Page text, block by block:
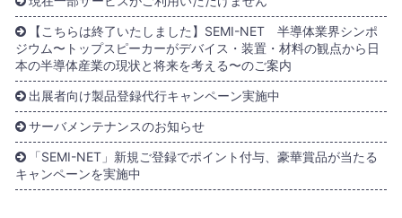
【こちらは終了いたしました】SEMI-NET 半導体業界シンポ
ジウム〜トップスピーカーがデバイス・装置・材料の観点から日
本の半導体産業の現状と将来を考える〜のご案内
出展者向け製品登録代行キャンペーン実施中
サーバメンテナンスのお知らせ
「SEMI-NET」新規ご登録でポイント付与、豪華賞品が当たる
キャンペーンを実施中